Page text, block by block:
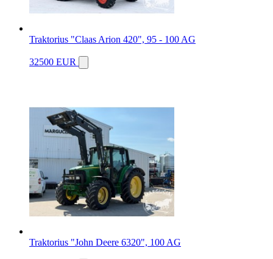
Traktorius "Claas Arion 420", 95 - 100 AG
32500 EUR
Traktorius "John Deere 6320", 100 AG